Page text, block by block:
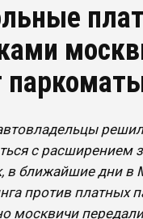
с расширением
в ближайшие дни в
против платных
москвичи